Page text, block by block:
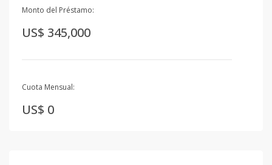
Monto del Préstamo:
US$ 345,000
Cuota Mensual:
US$ 0